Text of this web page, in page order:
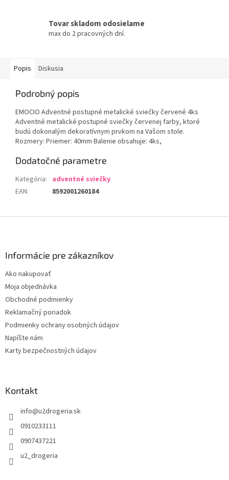
Tovar skladom odosielame
max do 2 pracovných dní.
Popis Diskusia
Podrobný popis
EMOCIO Adventné postupné metalické sviečky červené 4ks
Adventné metalické postupné sviečky červenej farby, ktoré
budú dokonalým dekoratívnym prvkom na Vašom stole.
Rozmery: Priemer: 40mm Balenie obsahuje: 4ks,
Dodatočné parametre
Kategória: adventné sviečky
EAN: 8592001260184
Informácie pre zákazníkov
Ako nakupovať
Moja objednávka
Obchodné podmienky
Reklamačný poriadok
Podmienky ochrany osobných údajov
Napíšte nám
Karty bezpečnostných údajov
Kontakt
info@u2drogeria.sk
0910233111
0907437221
u2_drogeria